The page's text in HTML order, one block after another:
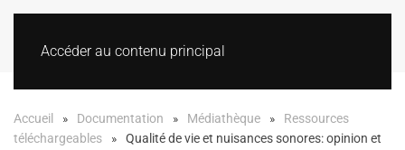
Accéder au contenu principal
Accueil Documentation Médiathèque
Ressources
téléchargeables
Qualité de vie et nuisances sonores: opinion et